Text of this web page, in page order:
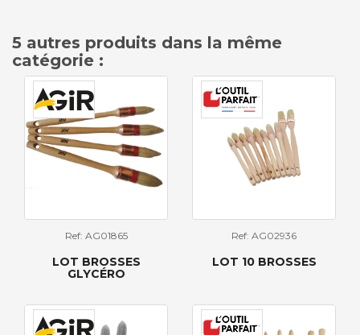
5 autres produits dans la même
catégorie :
Ref: AG01865
LOT BROSSES
GLYCÉRO
Ref: AG02936
LOT 10 BROSSES